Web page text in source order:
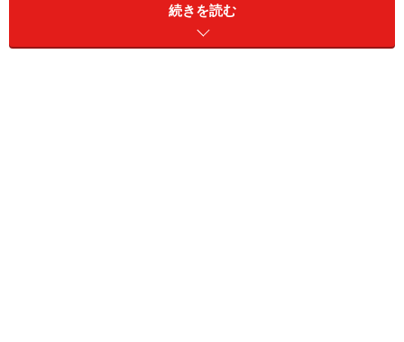
にきやすい仕事面についてです。モテる男はどのような
「働き方」をして、女性だけでなく同僚の男性にも人気
続きを読む